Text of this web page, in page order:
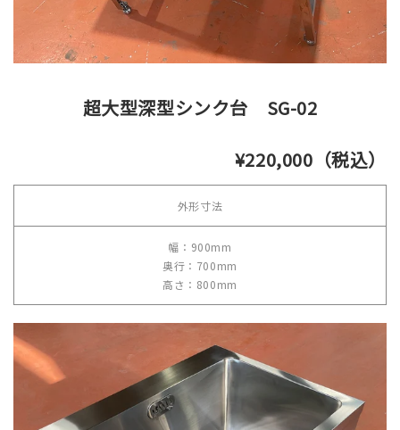
超大型深型シンク台 SG-02
¥220,000（税込）
外形寸法
幅：900mm
奥行：700mm
高さ：800mm